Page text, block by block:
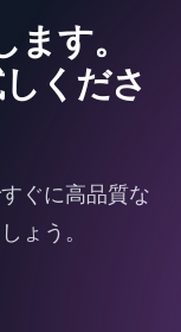
す。
くださ
ぐに高品質な
ょう。